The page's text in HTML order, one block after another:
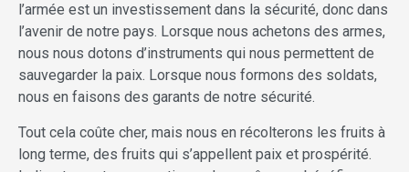
l’armée est un investissement dans la sécurité, donc dans
l’avenir de notre pays. Lorsque nous achetons des armes,
nous nous dotons d’instruments qui nous permettent de
sauvegarder la paix. Lorsque nous formons des soldats,
nous en faisons des garants de notre sécurité.
Tout cela coûte cher, mais nous en récolterons les fruits à
long terme, des fruits qui s’appellent paix et prospérité.